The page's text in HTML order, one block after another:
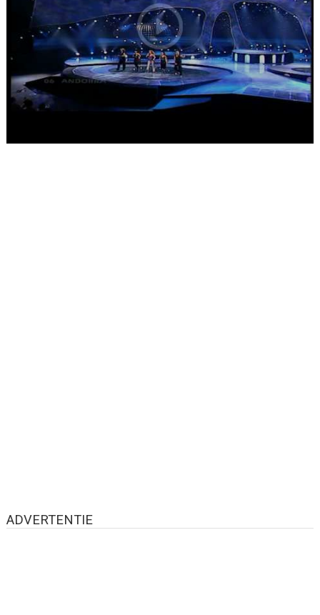
ADVERTENTIE